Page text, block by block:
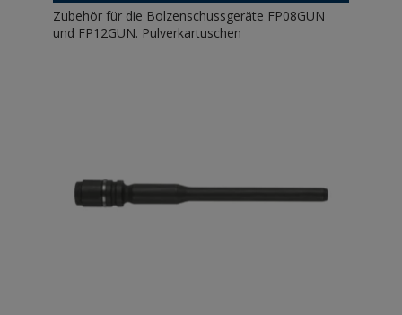
Zubehör für die Bolzenschussgeräte FP08GUN
und FP12GUN. Pulverkartuschen